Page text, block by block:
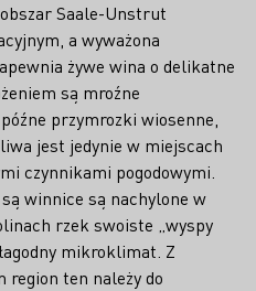
Saale-Unstrut
a wyważona
żywe wina o delikatne
są mroźne
przymrozki wiosenne,
jest jedynie w miejscach
czynnikami pogodowymi.
winnice są nachylone w
rzek swoiste „wyspy
mikroklimat. Z
region ten należy do